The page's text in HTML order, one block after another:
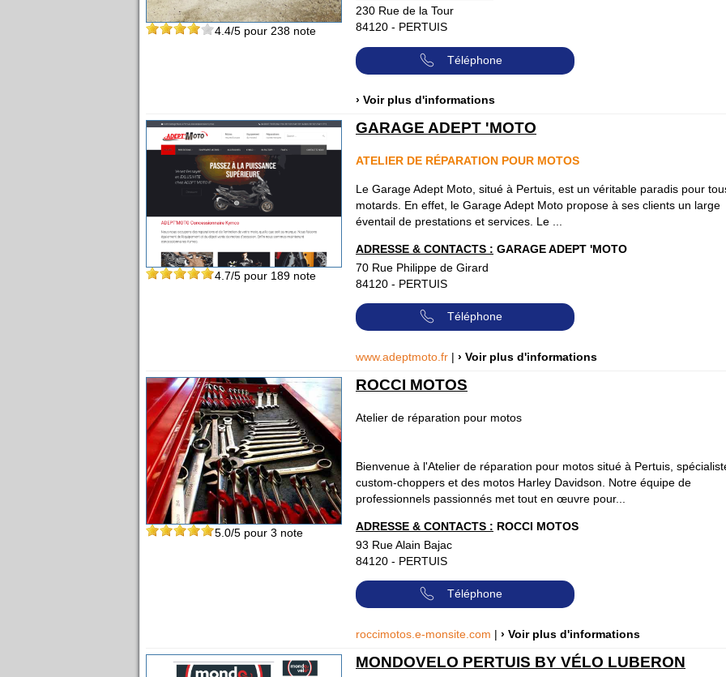
4.4/5 pour 238 note
230 Rue de la Tour
84120 - PERTUIS
Téléphone
› Voir plus d'informations
4.7/5 pour 189 note
GARAGE ADEPT 'MOTO
ATELIER DE RÉPARATION POUR MOTOS
Le Garage Adept Moto, situé à Pertuis, est un véritable paradis pour
motards. En effet, le Garage Adept Moto propose à ses clients un large
éventail de prestations et services. Le ...
ADRESSE & CONTACTS : GARAGE ADEPT 'MOTO
70 Rue Philippe de Girard
84120 - PERTUIS
Téléphone
www.adeptmoto.fr | › Voir plus d'informations
5.0/5 pour 3 note
ROCCI MOTOS
Atelier de réparation pour motos
Bienvenue à l'Atelier de réparation pour motos situé à Pertuis,
custom-choppers et des motos Harley Davidson. Notre équipe de
professionnels passionnés met tout en œuvre pour...
ADRESSE & CONTACTS : ROCCI MOTOS
93 Rue Alain Bajac
84120 - PERTUIS
Téléphone
roccimotos.e-monsite.com | › Voir plus d'informations
MONDOVELO PERTUIS BY VÉLO LUBERON